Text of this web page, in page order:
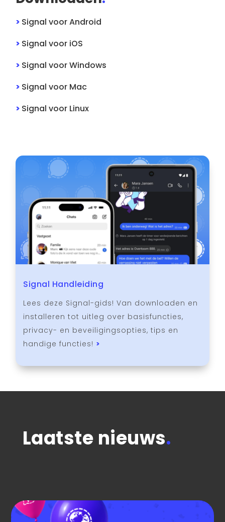
> SignalvoorAndroid
> Signalvoor iOS
> SignalvoorWindows
> Signalvoor Mac
> Signalvoor Linux
Signal Handleiding
Lees deze Signal-gids! Van downloaden en
installeren tot uitleg over basisfuncties,
privacy- en beveiligingsopties, tips en
handige functies! >
Laatste nieuws.